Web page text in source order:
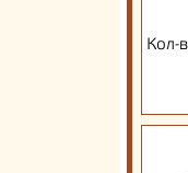
Кол-